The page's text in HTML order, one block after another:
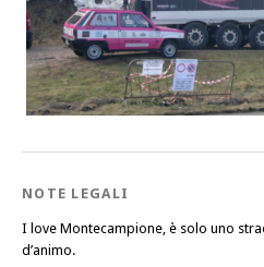
NOTE LEGALI
I love Montecampione, è solo uno
d’animo.